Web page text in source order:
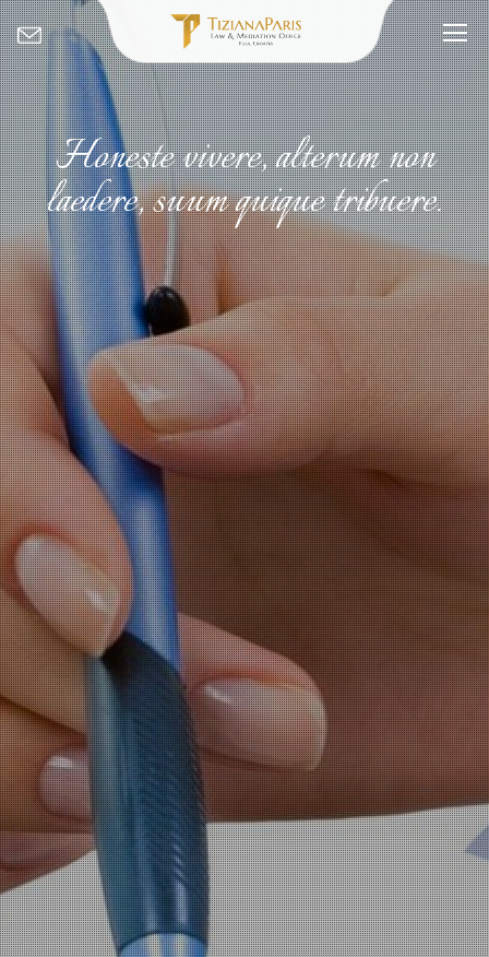
Honeste vivere, alterum non
laedere, suum quique tribuere.